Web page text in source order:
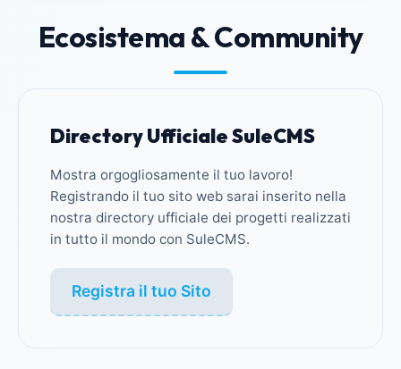
Ecosistema & Community
Directory Ufficiale SuleCMS
Mostra orgogliosamente il tuo lavoro!
Registrando il tuo sito web sarai inserito nella
nostra directory ufficiale dei progetti realizzati
in tutto il mondo con SuleCMS.
Registra il tuo Sito